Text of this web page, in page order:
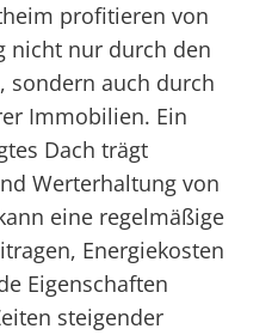
profitieren von
nicht nur durch den
sondern auch durch
Immobilien. Ein
Dach trägt
Werterhaltung von
eine regelmäßige
Energiekosten
Eigenschaften
steigender